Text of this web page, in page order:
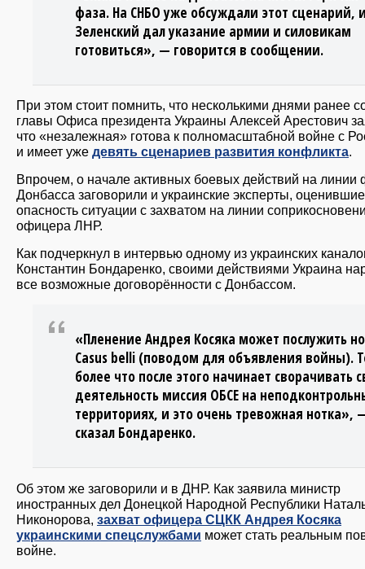
фаза. На СНБО уже обсуждали этот сценарий,
Зеленский дал указание армии и силовикам
готовиться», — говорится в сообщении.
При этом стоит помнить, что несколькими днями ранее
главы Офиса президента Украины Алексей Арестович
что «незалежная» готова к полномасштабной войне с
и имеет уже девять сценариев развития конфликта.
Впрочем, о начале активных боевых действий на линии
Донбасса заговорили и украинские эксперты, оценившие
опасность ситуации с захватом на линии
офицера ЛНР.
Как подчеркнул в интервью одному из украинских
Константин Бондаренко, своими действиями Украина
все возможные договорённости с Донбассом.
«Пленение Андрея Косяка может послужить
Casus belli (поводом для объявления войны).
более что после этого начинает сворачивать
деятельность миссия ОБСЕ на
территориях, и это очень тревожная нотка»,
сказал Бондаренко.
Об этом же заговорили и в ДНР. Как заявила министр
иностранных дел Донецкой Народной Республики
Никонорова, захват офицера СЦКК Андрея Косяка
украинскими спецслужбами может стать реальным
войне.